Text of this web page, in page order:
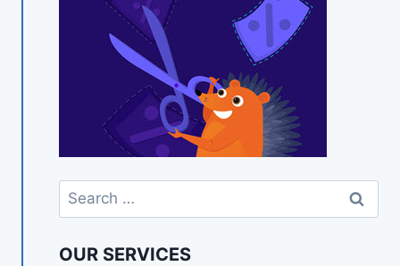
Search
for:
OUR SERVICES